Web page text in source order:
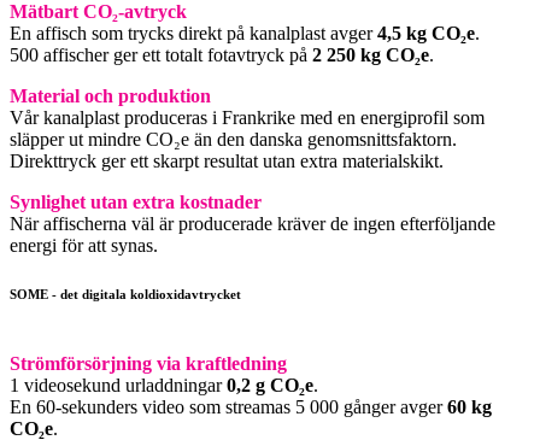
Mätbart CO₂-avtryck
En affisch som trycks direkt på kanalplast avger4,5 kg CO₂e.
500 affischer ger ett totalt fotavtryck på 2 250 kg CO₂e.
Material och produktion
Vår kanalplast produceras i Frankrike med en energiprofil som
släpper ut mindre CO₂e än den danska genomsnittsfaktorn.
Direkttryck ger ett skarpt resultat utan extra materialskikt.
Synlighet utan extra kostnader
När affischerna väl är producerade kräver de ingen efterföljande
energi för att synas.
SOME - det digitala koldioxidavtrycket
Strömförsörjning via kraftledning
1 videosekund urladdningar0,2 g CO₂e.
En 60-sekunders video som streamas 5 000 gånger avger60 kg
CO₂e.